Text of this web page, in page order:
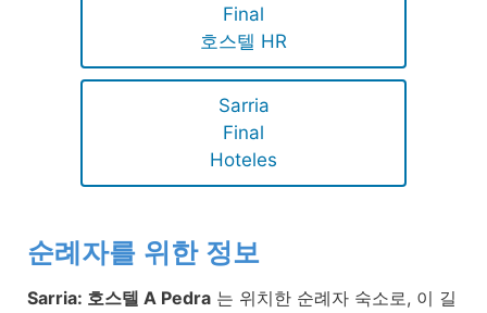
Final
호스텔 HR
Sarria
Final
Hoteles
순례자를 위한 정보
Sarria: 호스텔 A Pedra 는 위치한 순례자 숙소로, 이 길